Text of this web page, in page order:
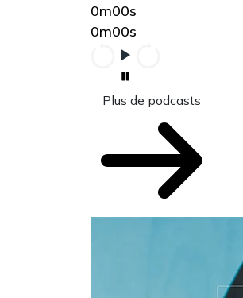
0m00s
0m00s
Plus de podcasts